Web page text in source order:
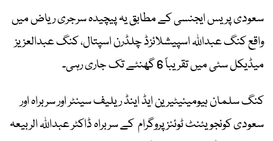
سعودی پریس ایجنسی کے مطابق یہ پیچیدہ سرجری ریاض میں
واقع کنگ عبداللہ اسپیشلائزڈ چلڈرن اسپتال، کنگ عبدالعزیز
میڈیکل سٹی میں تقریباً 6 گھنٹے تک جاری رہی۔
کنگ سلمان ہیومینیٹیرین ایڈ اینڈ ریلیف سینٹر اور سربراہ اور
سعودی کونجویئنٹ ٹوئنز پروگرام کے سربراہ ڈاکٹر عبداللہ الربیعہ